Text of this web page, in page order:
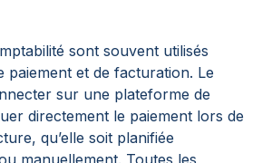
sont souvent utilisés
paiement et de facturation. Le
sur une plateforme de
directement le paiement lors de
qu’elle soit planifiée
manuellement. Toutes les